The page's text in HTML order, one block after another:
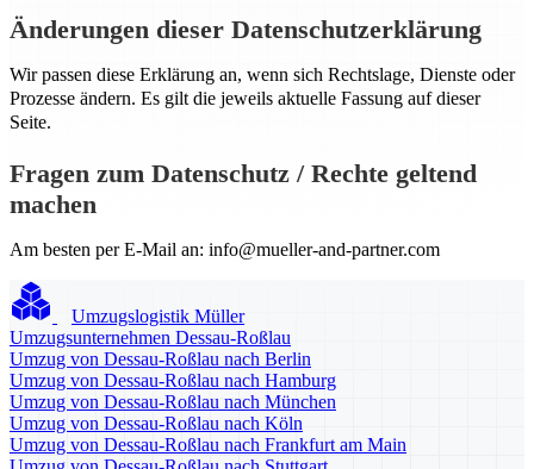
Änderungen dieser Datenschutzerklärung
Wir passen diese Erklärung an, wenn sich Rechtslage, Dienste oder
Prozesse ändern. Es gilt die jeweils aktuelle Fassung auf dieser
Seite.
Fragen zum Datenschutz / Rechte geltend
machen
Am besten per E-Mail an: info@mueller-and-partner.com
Umzugslogistik Müller
Umzugsunternehmen Dessau-Roßlau
Umzug von Dessau-Roßlau nach Berlin
Umzug von Dessau-Roßlau nach Hamburg
Umzug von Dessau-Roßlau nach München
Umzug von Dessau-Roßlau nach Köln
Umzug von Dessau-Roßlau nach Frankfurt am Main